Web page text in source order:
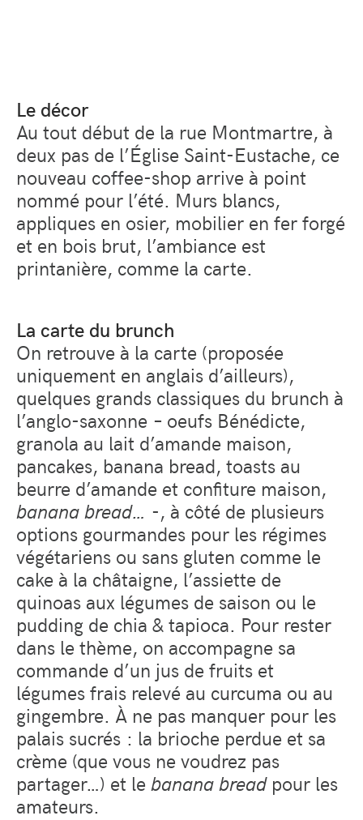
Le décor
Au tout début de la rue Montmartre, à
deux pas de l’Église Saint-Eustache, ce
nouveau coffee-shop arrive à point
nommé pour l’été. Murs blancs,
appliques en osier, mobilier en fer forgé
et en bois brut, l’ambiance est
printanière, comme la carte.
La carte du brunch
On retrouve à la carte (proposée
uniquement en anglais d’ailleurs),
quelques grands classiques du brunch à
l’anglo-saxonne – oeufs Bénédicte,
granola au lait d’amande maison,
pancakes, banana bread, toasts au
beurre d’amande et confiture maison,
banana bread… -, à côté de plusieurs
options gourmandes pour les régimes
végétariens ou sans gluten comme le
cake à la châtaigne, l’assiette de
quinoas aux légumes de saison ou le
pudding de chia & tapioca. Pour rester
dans le thème, on accompagne sa
commande d’un jus de fruits et
légumes frais relevé au curcuma ou au
gingembre. À ne pas manquer pour les
palais sucrés : la brioche perdue et sa
crème (que vous ne voudrez pas
partager…) et le banana breadpour les
amateurs.